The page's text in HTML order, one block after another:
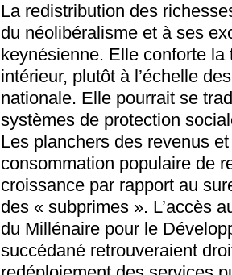
La redistribution des
du néolibéralisme et à ses
keynésienne. Elle conforte
intérieur, plutôt à l’échelle
nationale. Elle pourrait se
systèmes de protection
Les planchers des revenus
consommation populaire de
croissance par rapport au
des « subprimes ». L’accès
du Millénaire pour le
succédané retrouveraient